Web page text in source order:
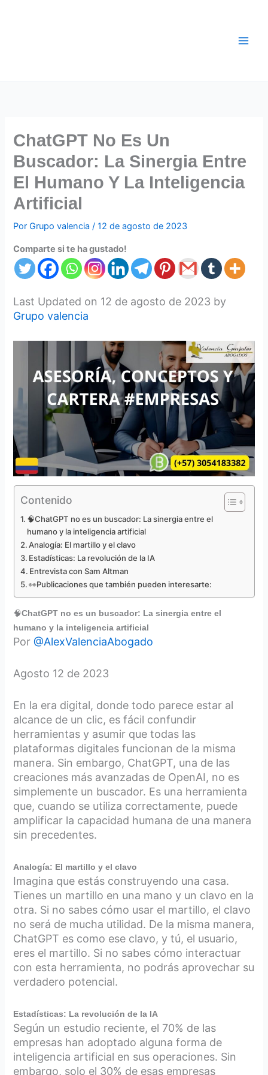
ChatGPT No Es Un
Buscador: La Sinergia Entre
El Humano Y La Inteligencia
Artificial
PorGrupo valencia/12 de agosto de 2023
Comparte si te ha gustado!
Last Updated on 12 de agosto de 2023 by
Grupo valencia
Contenido
🧠ChatGPT no es un buscador: La sinergia entre el
humano y la inteligencia artificial
Analogía: El martillo y el clavo
Estadísticas: La revolución de la IA
Entrevista con Sam Altman
👀Publicaciones que también pueden interesarte:
🧠ChatGPT no es un buscador: La sinergia entre el
humano y la inteligencia artificial
Por@AlexValenciaAbogado
Agosto 12 de 2023
En la era digital, donde todo parece estar al
alcance de un clic, es fácil confundir
herramientas y asumir que todas las
plataformas digitales funcionan de la misma
manera. Sin embargo, ChatGPT, una de las
creaciones más avanzadas de OpenAI, no es
simplemente un buscador. Es una herramienta
que, cuando se utiliza correctamente, puede
amplificar la capacidad humana de una manera
sin precedentes.
Analogía: El martillo y el clavo
Imagina que estás construyendo una casa.
Tienes un martillo en una mano y un clavo en la
otra. Si no sabes cómo usar el martillo, el clavo
no será de mucha utilidad. De la misma manera,
ChatGPT es como ese clavo, y tú, el usuario,
eres el martillo. Si no sabes cómo interactuar
con esta herramienta, no podrás aprovechar su
verdadero potencial.
Estadísticas: La revolución de la IA
Según un estudio reciente, el 70% de las
empresas han adoptado alguna forma de
inteligencia artificial en sus operaciones. Sin
embargo, solo el 30% de esas empresas